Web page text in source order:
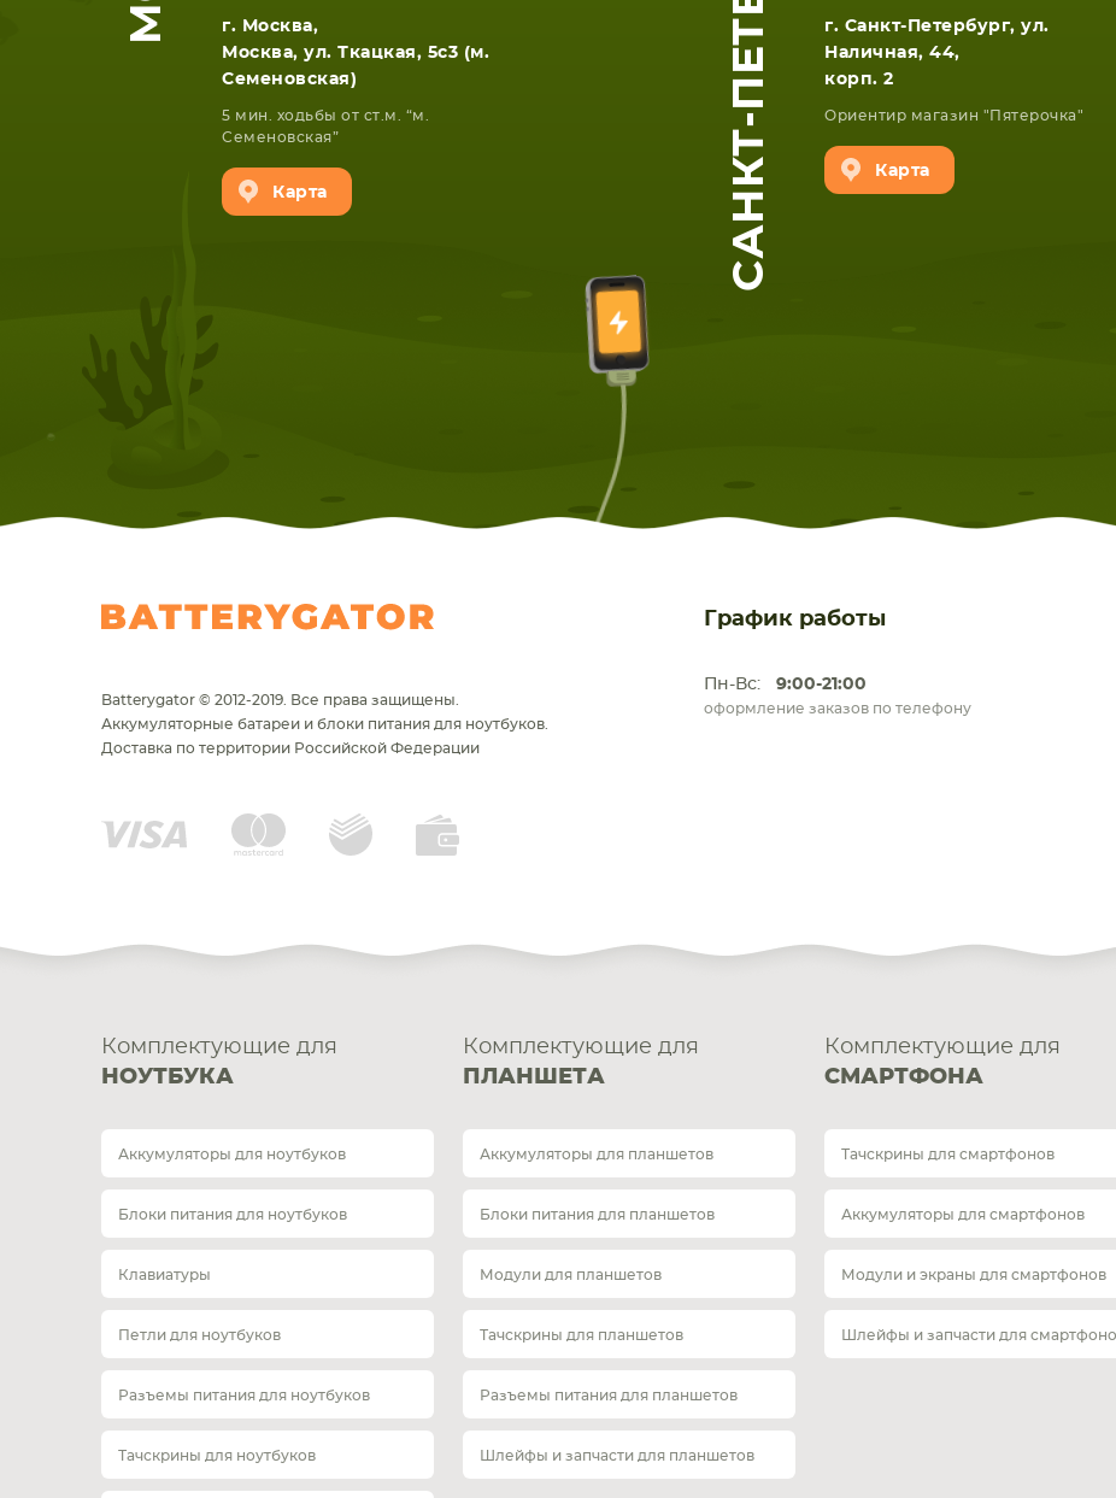
НОУТБУКА
г. Москва,
Москва, ул. Ткацкая, 5с3 (м.
Семеновская)
5 мин. ходьбы от ст.м. “м.
Семеновская”
Карта
г. Санкт-Петербург, ул.
Наличная, 44,
корп. 2
Ориентир магазин "Пятерочка"
Карта
График работы
Пн-Вс: 9:00-21:00
оформление заказов по телефону
Batterygator © 2012-2019. Все права защищены.
Аккумуляторные батареи и блоки питания для ноутбуков.
Доставка по территории Российской Федерации
Комплектующие для
НОУТБУКА
Аккумуляторы для ноутбуков
Блоки питания для ноутбуков
Клавиатуры
Петли для ноутбуков
Разъемы питания для ноутбуков
Тачскрины для ноутбуков
Комплектующие для
ПЛАНШЕТА
Аккумуляторы для планшетов
Блоки питания для планшетов
Модули для планшетов
Тачскрины для планшетов
Разъемы питания для планшетов
Шлейфы и запчасти для планшетов
Комплектующие для
СМАРТФОНА
Тачскрины для смартфонов
Аккумуляторы для смартфонов
Модули и экраны для смартфонов
Шлейфы и запчасти для